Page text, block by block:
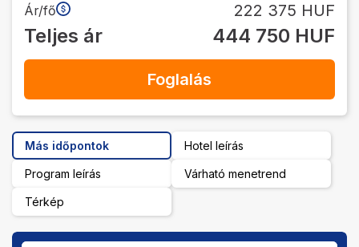
Ár/fő 222 375 HUF
Teljes ár 444 750 HUF
Foglalás
Más időpontok Hotel leírás
Program leírás Várható menetrend
Térkép